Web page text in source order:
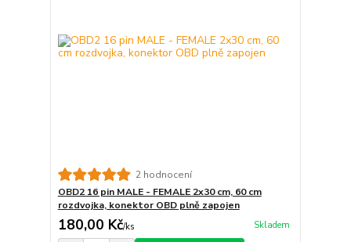
2 hodnocení
OBD2 16 pin MALE - FEMALE 2x30 cm, 60 cm
rozdvojka, konektor OBD plně zapojen
180,00 Kč/ks Skladem